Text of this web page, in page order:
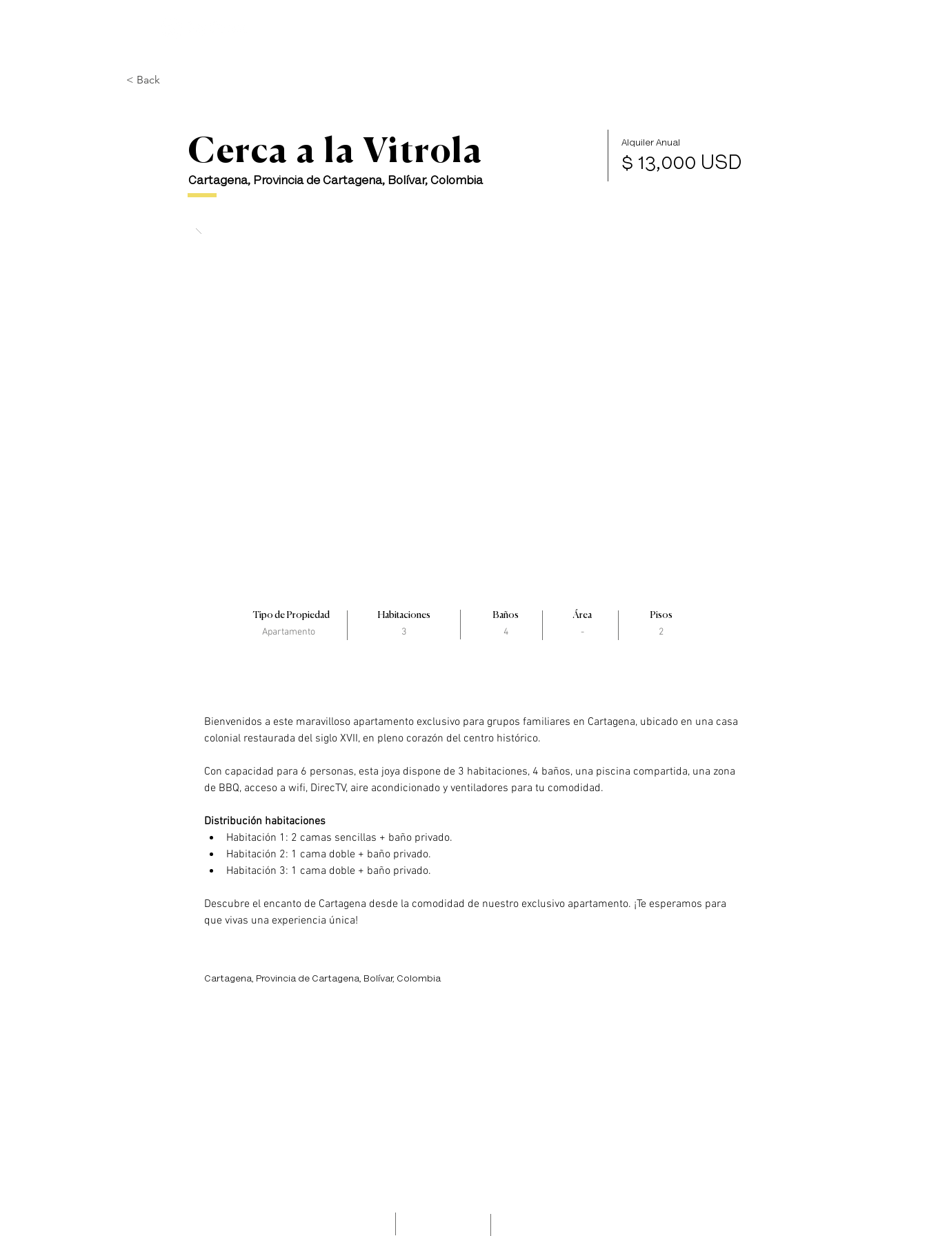
< Back
Cerca a la Vitrola
Cartagena, Provincia de Cartagena, Bolívar, Colombia
Alquiler Anual
$ 13,000 USD
Tipo de Propiedad
Apartamento
Habitaciones
3
Baños
4
Área
-
Pisos
2
Bienvenidos a este maravilloso apartamento exclusivo para grupos familiares en Cartagena, ubicado en una casa
colonial restaurada del siglo XVII, en pleno corazón del centro histórico.
Con capacidad para 6 personas, esta joya dispone de 3 habitaciones, 4 baños, una piscina compartida, una zona
de BBQ, acceso a wifi, DirecTV, aire acondicionado y ventiladores para tu comodidad.
Distribución habitaciones
Habitación 1: 2 camas sencillas + baño privado.
Habitación 2: 1 cama doble + baño privado.
Habitación 3: 1 cama doble + baño privado.
Descubre el encanto de Cartagena desde la comodidad de nuestro exclusivo apartamento. ¡Te esperamos para
que vivas una experiencia única!
Cartagena, Provincia de Cartagena, Bolívar, Colombia